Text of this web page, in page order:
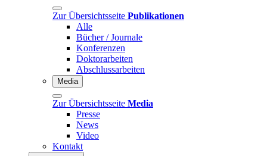
Zur Übersichtsseite Publikationen
Alle
Bücher / Journale
Konferenzen
Doktorarbeiten
Abschlussarbeiten
Media
Zur Übersichtsseite Media
Presse
News
Video
Kontakt